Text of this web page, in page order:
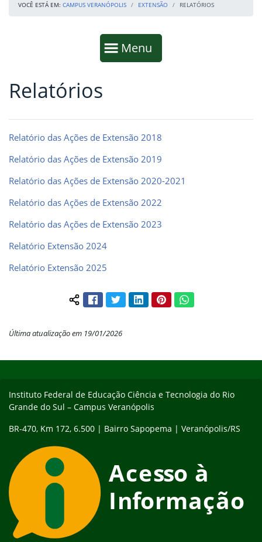
VOCÊ ESTÁ EM: CAMPUS VERANÓPOLIS EXTENSÃO RELATÓRIOS
Mostrar
Menu
Fim da navegação
Início do conteúdo
Relatórios
Relatório das Ações de Extensão 2018
Relatório das Ações de Extensão 2019
Relatório das Ações de Extensão 2020-2021
Relatório das Ações de Extensão 2022
Relatório das Ações de Extensão 2023
Relatório Extensão 2024
Relatório Extensão 2025
Compartilhar conteúdo:
FacebookTwitterLinkedInPinterestWhatsApp
Última atualização em 19/01/2026
Instituto Federal de Educação Ciência e Tecnologia do Rio
Grande do Sul – Campus Veranópolis
BR-470, Km 172, 6.500 | Bairro Sapopema | Veranópolis/RS